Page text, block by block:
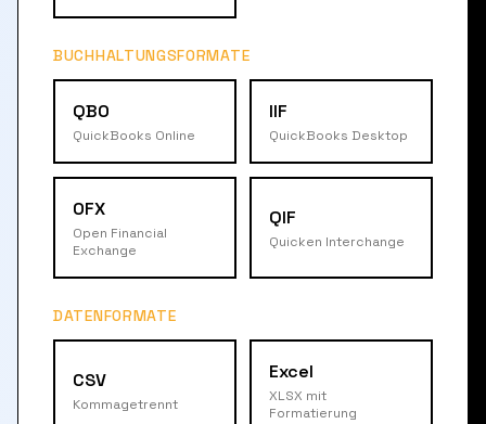
BUCHHALTUNGSFORMATE
QBO
QuickBooks Online
IIF
QuickBooks Desktop
OFX
Open Financial
Exchange
QIF
Quicken Interchange
DATENFORMATE
CSV
Kommagetrennt
Excel
XLSX mit
Formatierung